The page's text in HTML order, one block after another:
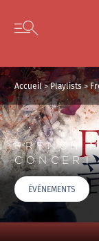
Skip to content
Open secondary menu
Accueil>Playlists>
FRENCH
ÉVÉNEMENTS